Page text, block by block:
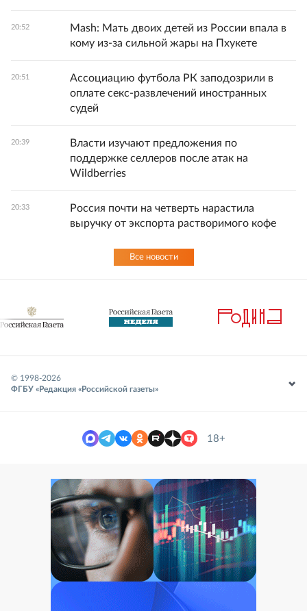
20:52
Mash: Мать двоих детей из России впала в
кому из-за сильной жары на Пхукете
20:51
Ассоциацию футбола РК заподозрили в
оплате секс-развлечений иностранных
судей
20:39
Власти изучают предложения по
поддержке селлеров после атак на
Wildberries
20:33
Россия почти на четверть нарастила
выручку от экспорта растворимого кофе
Все новости
© 1998-2026
ФГБУ «Редакция «Российской газеты»
18+